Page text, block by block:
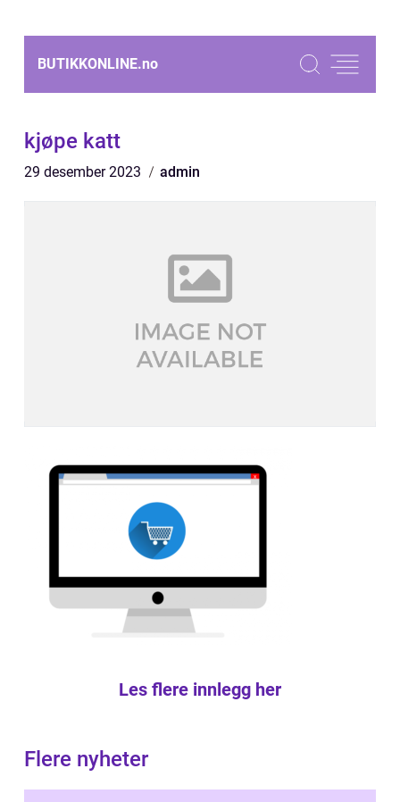
BUTIKKONLINE.no
kjøpe katt
29 desember 2023 admin
Les flere innlegg her
Flere nyheter